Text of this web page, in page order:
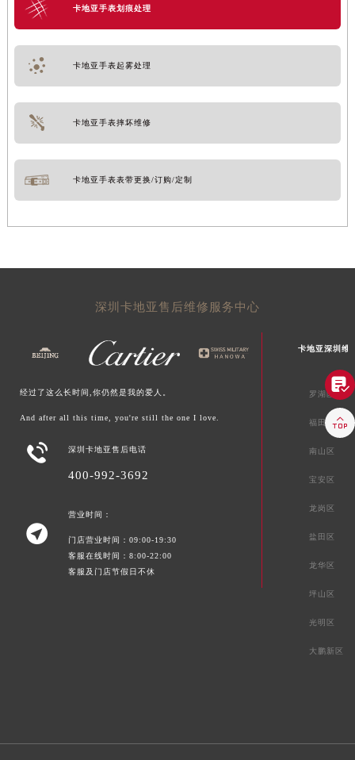
卡地亚手表划痕处理
卡地亚手表起雾处理
卡地亚手表摔坏维修
卡地亚手表表带更换/订购/定制
深圳卡地亚售后维修服务中心
经过了这么长时间,你仍然是我的爱人。
And after all this time, you're still the one I love.
 深圳卡地亚售后电话
400-992-3692

营业时间：
门店营业时间：09:00-19:30
客服在线时间：8:00-22:00
客服及门店节假日不休
卡地亚深圳维
罗湖区
福田区
南山区
宝安区
龙岗区
盐田区
龙华区
坪山区
光明区
大鹏新区

